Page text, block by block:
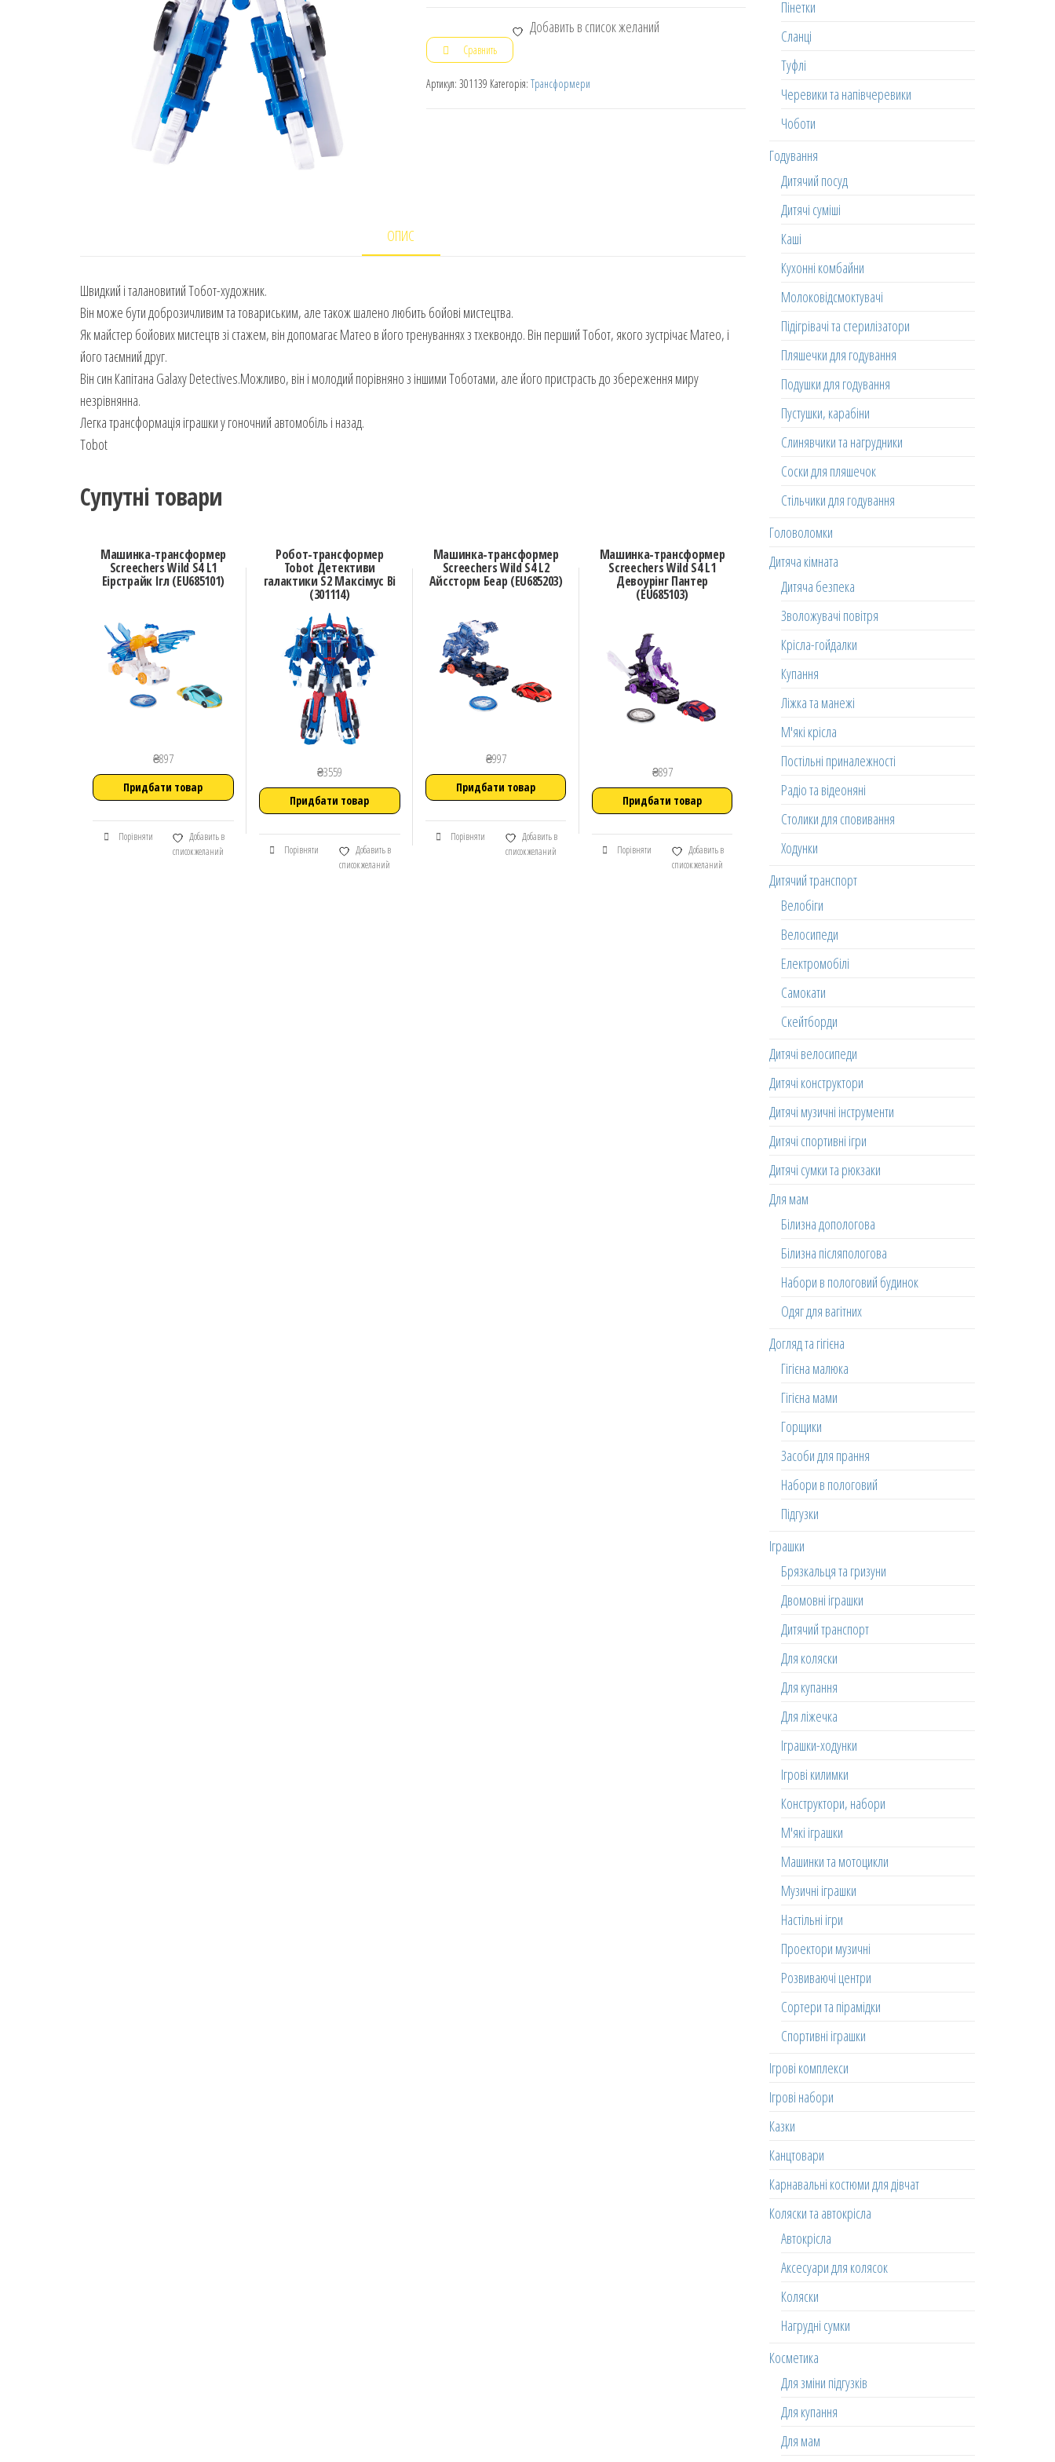
Добавить в список желаний
Сравнить
Артикул: 301139 Категорія: Трансформери
ОПИС
Швидкий і талановитий Тобот-художник.
Він може бути доброзичливим та товариським, але також шалено любить бойові мистецтва.
Як майстер бойових мистецтв зі стажем, він допомагає Матео в його тренуваннях з тхеквондо. Він перший Тобот, якого зустрічає Матео, і
його таємний друг.
Він син Капітана Galaxy Detectives.Можливо, він і молодий порівняно з іншими Тоботами, але його пристрасть до збереження миру
незрівнянна.
Легка трансформація іграшки у гоночний автомобіль і назад.
Tobot
Супутні товари
Машинка-трансформер
Screechers Wild S4 L1
Еірстрайк Ігл (EU685101)
₴897
Придбати товар
Порівняти
Добавить в
список желаний
Робот-трансформер
Tobot Детективи
галактики S2 Максімус Ві
(301114)
₴3559
Придбати товар
Порівняти
Добавить в
список желаний
Машинка-трансформер
Screechers Wild S4 L2
Айссторм Беар (EU685203)
₴997
Придбати товар
Порівняти
Добавить в
список желаний
Машинка-трансформер
Screechers Wild S4 L1
Девоурінг Пантер
(EU685103)
₴897
Придбати товар
Порівняти
Добавить в
список желаний
Пінетки
Сланці
Туфлі
Черевики та напівчеревики
Чоботи
Годування
Дитячий посуд
Дитячі суміші
Каші
Кухонні комбайни
Молоковідсмоктувачі
Підігрівачі та стерилізатори
Пляшечки для годування
Подушки для годування
Пустушки, карабіни
Слинявчики та нагрудники
Соски для пляшечок
Стільчики для годування
Головоломки
Дитяча кімната
Дитяча безпека
Зволожувачі повітря
Крісла-гойдалки
Купання
Ліжка та манежі
М'які крісла
Постільні приналежності
Радіо та відеоняні
Столики для сповивання
Ходунки
Дитячий транспорт
Велобіги
Велосипеди
Електромобілі
Самокати
Скейтборди
Дитячі велосипеди
Дитячі конструктори
Дитячі музичні інструменти
Дитячі спортивні ігри
Дитячі сумки та рюкзаки
Для мам
Білизна допологова
Білизна післяпологова
Набори в пологовий будинок
Одяг для вагітних
Догляд та гігієна
Гігієна малюка
Гігієна мами
Горщики
Засоби для прання
Набори в пологовий
Підгузки
Іграшки
Брязкальця та гризуни
Двомовні іграшки
Дитячий транспорт
Для коляски
Для купання
Для ліжечка
Іграшки-ходунки
Ігрові килимки
Конструктори, набори
М'які іграшки
Машинки та мотоцикли
Музичні іграшки
Настільні ігри
Проектори музичні
Розвиваючі центри
Сортери та пірамідки
Спортивні іграшки
Ігрові комплекси
Ігрові набори
Казки
Канцтовари
Карнавальні костюми для дівчат
Коляски та автокрісла
Автокрісла
Аксесуари для колясок
Коляски
Нагрудні сумки
Косметика
Для зміни підгузків
Для купання
Для мам